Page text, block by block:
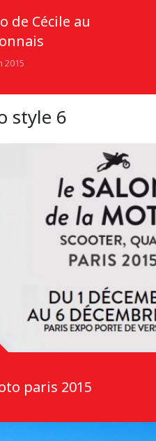
de Cécile au
2015
style 6
paris 2015